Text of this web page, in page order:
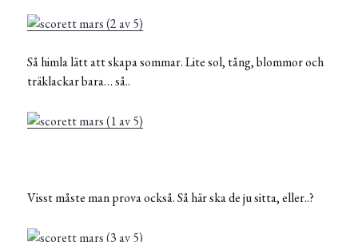
Så himla lätt att skapa sommar. Lite sol, tång, blommor och
träklackar bara… så..
Visst måste man prova också. Så här ska de ju sitta, eller..?